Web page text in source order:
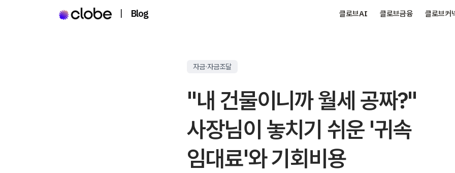
| Blog 클로브AI 클로브금융 클로브커
자금·자금조달
"내 건물이니까 월세 공짜?"
사장님이 놓치기 쉬운 '귀속
임대료'와 기회비용